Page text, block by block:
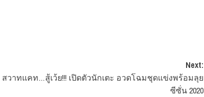
Next:
สวาทแคท…สู้เว้ย!!! เปิดตัวนักเตะ อวดโฉมชุดแข่งพร้อมลุย
ซีซั่น 2020